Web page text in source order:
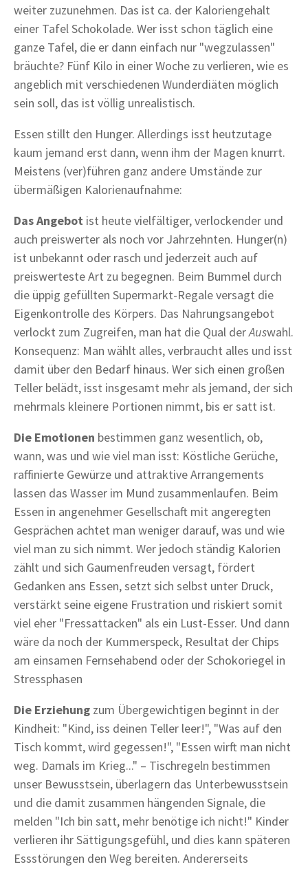
weiter zuzunehmen. Das ist ca. der Kaloriengehalt
einer Tafel Schokolade. Wer isst schon täglich eine
ganze Tafel, die er dann einfach nur "wegzulassen"
bräuchte? Fünf Kilo in einer Woche zu verlieren, wie es
angeblich mit verschiedenen Wunderdiäten möglich
sein soll, das ist völlig unrealistisch.
Essen stillt den Hunger. Allerdings isst heutzutage
kaum jemand erst dann, wenn ihm der Magen knurrt.
Meistens (ver)führen ganz andere Umstände zur
übermäßigen Kalorienaufnahme:
Das Angebot ist heute vielfältiger, verlockender und
auch preiswerter als noch vor Jahrzehnten. Hunger(n)
ist unbekannt oder rasch und jederzeit auch auf
preiswerteste Art zu begegnen. Beim Bummel durch
die üppig gefüllten Supermarkt-Regale versagt die
Eigenkontrolle des Körpers. Das Nahrungsangebot
verlockt zum Zugreifen, man hat die Qual derAuswahl.
Konsequenz: Man wählt alles, verbraucht alles und isst
damit über den Bedarf hinaus. Wer sich einen großen
Teller belädt, isst insgesamt mehr als jemand, der sich
mehrmals kleinere Portionen nimmt, bis er satt ist.
Die Emotionen bestimmen ganz wesentlich, ob,
wann, was und wie viel man isst: Köstliche Gerüche,
raffinierte Gewürze und attraktive Arrangements
lassen das Wasser im Mund zusammenlaufen. Beim
Essen in angenehmer Gesellschaft mit angeregten
Gesprächen achtet man weniger darauf, was und wie
viel man zu sich nimmt. Wer jedoch ständig Kalorien
zählt und sich Gaumenfreuden versagt, fördert
Gedanken ans Essen, setzt sich selbst unter Druck,
verstärkt seine eigene Frustration und riskiert somit
viel eher "Fressattacken" als ein Lust-Esser. Und dann
wäre da noch der Kummerspeck, Resultat der Chips
am einsamen Fernsehabend oder der Schokoriegel in
Stressphasen
Die Erziehung zum Übergewichtigen beginnt in der
Kindheit: "Kind, iss deinen Teller leer!", "Was auf den
Tisch kommt, wird gegessen!", "Essen wirft man nicht
weg. Damals im Krieg..." – Tischregeln bestimmen
unser Bewusstsein, überlagern das Unterbewusstsein
und die damit zusammen hängenden Signale, die
melden "Ich bin satt, mehr benötige ich nicht!" Kinder
verlieren ihr Sättigungsgefühl, und dies kann späteren
Essstörungen den Weg bereiten. Andererseits